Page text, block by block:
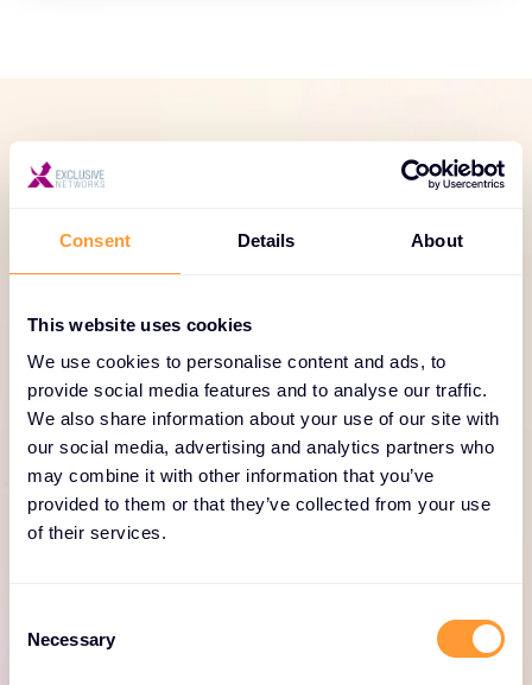
Consent Details About
This website uses cookies
We use cookies to personalise content and ads, to
provide social media features and to analyse our traffic.
We also share information about your use of our site with
our social media, advertising and analytics partners who
may combine it with other information that you’ve
provided to them or that they’ve collected from your use
of their services.
Necessary
PORTEFEUILLE DE SERVICES
ciblés pour aider votre
entreprise à prospérer
Nos ingénieurs avant-vente vous aident à
concevoir des solutions qui élargissent les
opportunités de projets et vous font gagner
beaucoup d'argent. Accélérez les cycles de vente
avec des démonstrations sur site et appuyez-vous
sur nous pour les preuves de concept (POC), la
préconfiguration et le staging. Découvrez notre